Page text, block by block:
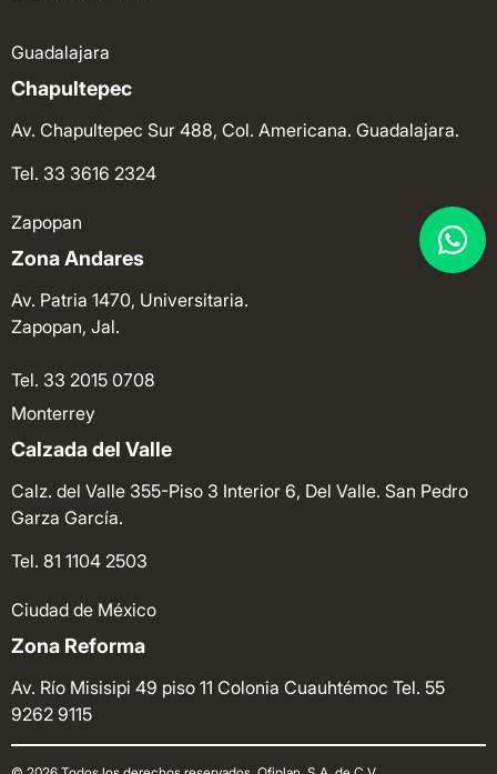
Guadalajara
Chapultepec
Av. Chapultepec Sur 488, Col. Americana. Guadalajara.
Tel. 33 3616 2324
Zapopan
Zona Andares
Av. Patria 1470, Universitaria.
Zapopan, Jal.
Tel. 33 2015 0708
Monterrey
Calzada del Valle
Calz. del Valle 355-Piso 3 Interior 6, Del Valle. San Pedro
Garza García.
Tel. 81 1104 2503
Ciudad de México
Zona Reforma
Av. Río Misisipi 49 piso 11 Colonia Cuauhtémoc Tel. 55
9262 9115